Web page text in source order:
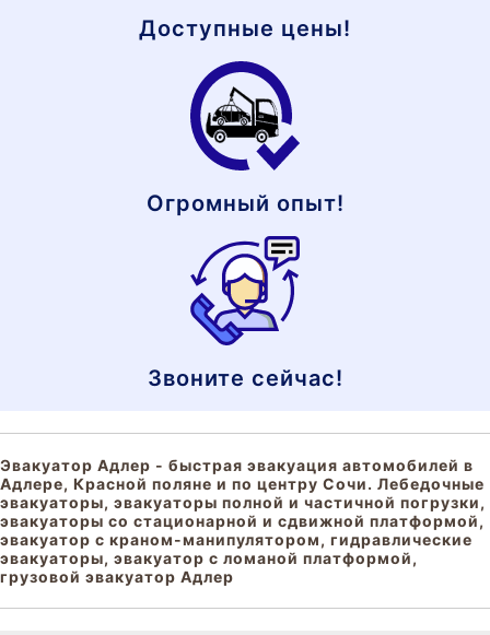
Доступные цены!
Огромный опыт!
Звоните сейчас!
Эвакуатор Адлер - быстрая эвакуация автомобилей в
Адлере, Красной поляне и по центру Сочи. Лебедочные
эвакуаторы, эвакуаторы полной и частичной погрузки,
эвакуаторы со стационарной и сдвижной платформой,
эвакуатор с краном-манипулятором, гидравлические
эвакуаторы, эвакуатор с ломаной платформой,
грузовой эвакуатор Адлер